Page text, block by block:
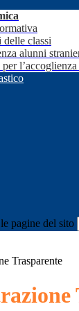
delle classi
alunni
per
pagine del sito
Trasparente